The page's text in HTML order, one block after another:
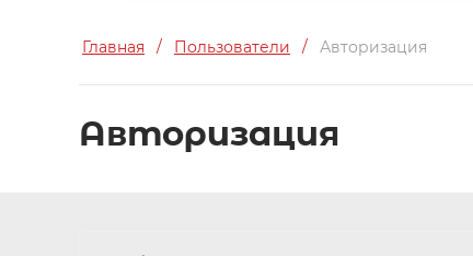
Главная / Пользователи / Авторизация
Авторизация